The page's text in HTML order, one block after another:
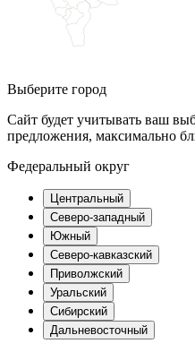
Выберите город
Сайт будет учитывать ваш
предложения, максимально
Федеральный округ
Центральный
Северо-западный
Южный
Северо-кавказский
Приволжский
Уральский
Сибирский
Дальневосточный